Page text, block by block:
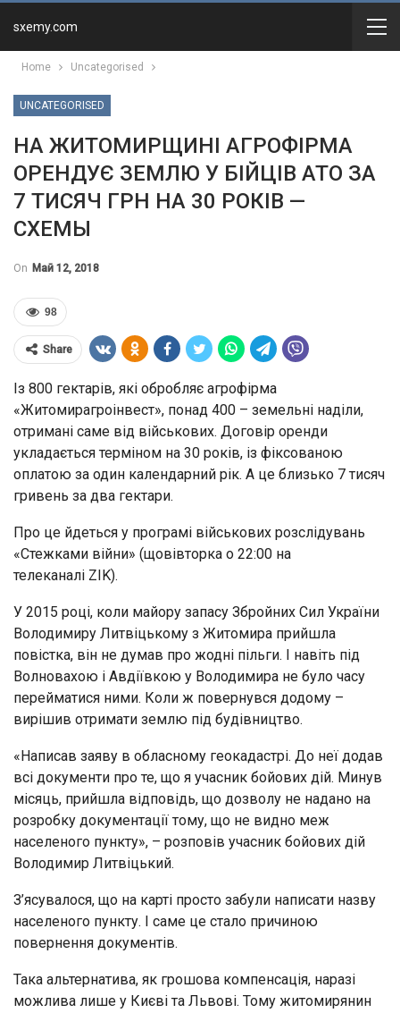
sxemy.com
Home Uncategorised
UNCATEGORISED
НА ЖИТОМИРЩИНІ АГРОФІРМА
ОРЕНДУЄ ЗЕМЛЮ У БІЙЦІВ АТО ЗА
7 ТИСЯЧ ГРН НА 30 РОКІВ —
СХЕМЫ
On Май 12, 2018
98
Share
Із 800 гектарів, які обробляє агрофірма
«Житомирагроінвест», понад 400 – земельні наділи,
отримані саме від військових. Договір оренди
укладається терміном на 30 років, із фіксованою
оплатою за один календарний рік. А це близько 7 тисяч
гривень за два гектари.
Про це йдеться у програмі військових розслідувань
«Стежками війни» (щовівторка о 22:00 на
телеканалі ZIK).
У 2015 році, коли майору запасу Збройних Сил України
Володимиру Литвіцькому з Житомира прийшла
повістка, він не думав про жодні пільги. І навіть під
Волновахою і Авдіївкою у Володимира не було часу
перейматися ними. Коли ж повернувся додому –
вирішив отримати землю під будівництво.
«Написав заяву в обласному геокадастрі. До неї додав
всі документи про те, що я учасник бойових дій. Минув
місяць, прийшла відповідь, що дозволу не надано на
розробку документації тому, що не видно меж
населеного пункту», – розповів учасник бойових дій
Володимир Литвіцький.
З’ясувалося, що на карті просто забули написати назву
населеного пункту. І саме це стало причиною
повернення документів.
Така альтернатива, як грошова компенсація, наразі
можлива лише у Києві та Львові. Тому житомирянин